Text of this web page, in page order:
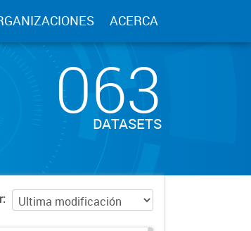
ACERCA
063
DATASETS